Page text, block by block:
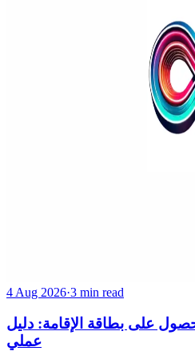
4 Aug 2026·3 min read
على بطاقة الإقامة: دليل
عملي